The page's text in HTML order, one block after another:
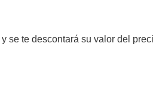
y se te descontará su valor del